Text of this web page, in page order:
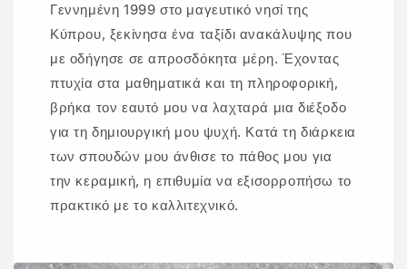
Γεννημένη 1999 στο μαγευτικό νησί της
Κύπρου, ξεκίνησα ένα ταξίδι ανακάλυψης που
με οδήγησε σε απροσδόκητα μέρη. Έχοντας
πτυχία στα μαθηματικά και τη πληροφορική,
βρήκα τον εαυτό μου να λαχταρά μια διέξοδο
για τη δημιουργική μου ψυχή. Κατά τη διάρκεια
των σπουδών μου άνθισε το πάθος μου για
την κεραμική, η επιθυμία να εξισορροπήσω το
πρακτικό με το καλλιτεχνικό.